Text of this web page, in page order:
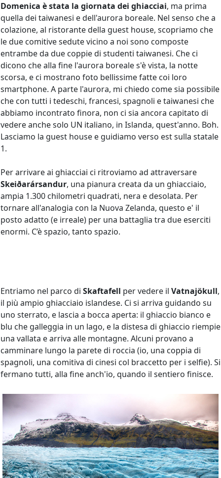
Domenica è stata la giornata dei ghiacciai, ma prima
quella dei taiwanesi e dell'aurora boreale. Nel senso che a
colazione, al ristorante della guest house, scopriamo che
le due comitive sedute vicino a noi sono composte
entrambe da due coppie di studenti taiwanesi. Che ci
dicono che alla fine l'aurora boreale s'è vista, la notte
scorsa, e ci mostrano foto bellissime fatte coi loro
smartphone. A parte l'aurora, mi chiedo come sia possibile
che con tutti i tedeschi, francesi, spagnoli e taiwanesi che
abbiamo incontrato finora, non ci sia ancora capitato di
vedere anche solo UN italiano, in Islanda, quest'anno. Boh.
Lasciamo la guest house e guidiamo verso est sulla statale
1.
Per arrivare ai ghiacciai ci ritroviamo ad attraversare
Skeiðarársandur, una pianura creata da un ghiacciaio,
ampia 1.300 chilometri quadrati, nera e desolata. Per
tornare all'analogia con la Nuova Zelanda, questo e' il
posto adatto (e irreale) per una battaglia tra due eserciti
enormi. C’è spazio, tanto spazio.
Entriamo nel parco di Skaftafell per vedere il Vatnajökull,
il più ampio ghiacciaio islandese. Ci si arriva guidando su
uno sterrato, e lascia a bocca aperta: il ghiaccio bianco e
blu che galleggia in un lago, e la distesa di ghiaccio riempie
una vallata e arriva alle montagne. Alcuni provano a
camminare lungo la parete di roccia (io, una coppia di
spagnoli, una comitiva di cinesi col braccetto per i selfie). Si
fermano tutti, alla fine anch'io, quando il sentiero finisce.